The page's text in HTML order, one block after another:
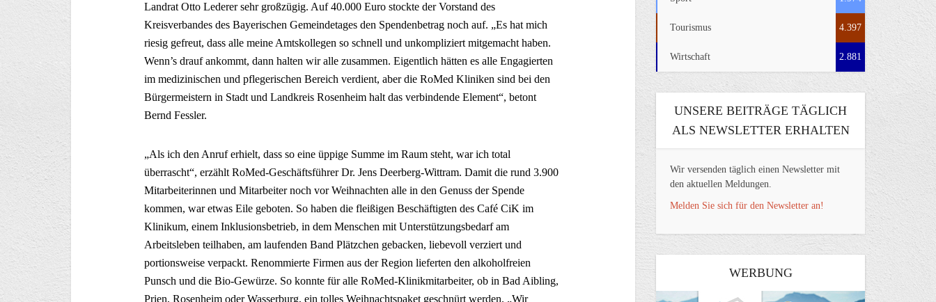
Landrat Otto Lederer sehr großzügig. Auf 40.000 Euro stockte der Vorstand des
Kreisverbandes des Bayerischen Gemeindetages den Spendenbetrag noch auf. „Es hat mich
riesig gefreut, dass alle meine Amtskollegen so schnell und unkompliziert mitgemacht haben.
Wenn’s drauf ankommt, dann halten wir alle zusammen. Eigentlich hätten es alle Engagierten
im medizinischen und pflegerischen Bereich verdient, aber die RoMed Kliniken sind bei den
Bürgermeistern in Stadt und Landkreis Rosenheim halt das verbindende Element“, betont
Bernd Fessler.
„Als ich den Anruf erhielt, dass so eine üppige Summe im Raum steht, war ich total
überrascht“, erzählt RoMed-Geschäftsführer Dr. Jens Deerberg-Wittram. Damit die rund 3.900
Mitarbeiterinnen und Mitarbeiter noch vor Weihnachten alle in den Genuss der Spende
kommen, war etwas Eile geboten. So haben die fleißigen Beschäftigten des Café CiK im
Klinikum, einem Inklusionsbetrieb, in dem Menschen mit Unterstützungsbedarf am
Arbeitsleben teilhaben, am laufenden Band Plätzchen gebacken, liebevoll verziert und
portionsweise verpackt. Renommierte Firmen aus der Region lieferten den alkoholfreien
Punsch und die Bio-Gewürze. So konnte für alle RoMed-Klinikmitarbeiter, ob in Bad Aibling,
Prien, Rosenheim oder Wasserburg, ein tolles Weihnachtspaket geschnürt werden. „Wir
Tourismus 4.397
Wirtschaft 2.881
UNSERE BEITRÄGE TÄGLICH
ALS NEWSLETTER ERHALTEN
Wir versenden täglich einen Newsletter mit
den aktuellen Meldungen.
Melden Sie sich für den Newsletter an!
WERBUNG